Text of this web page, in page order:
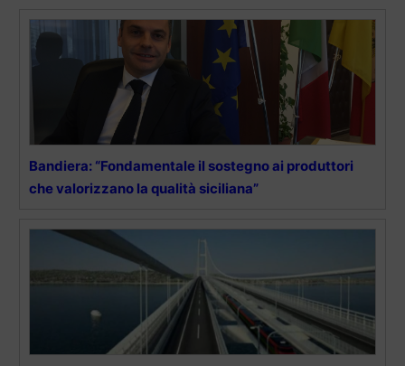
Bandiera: “Fondamentale il sostegno ai produttori
che valorizzano la qualità siciliana”